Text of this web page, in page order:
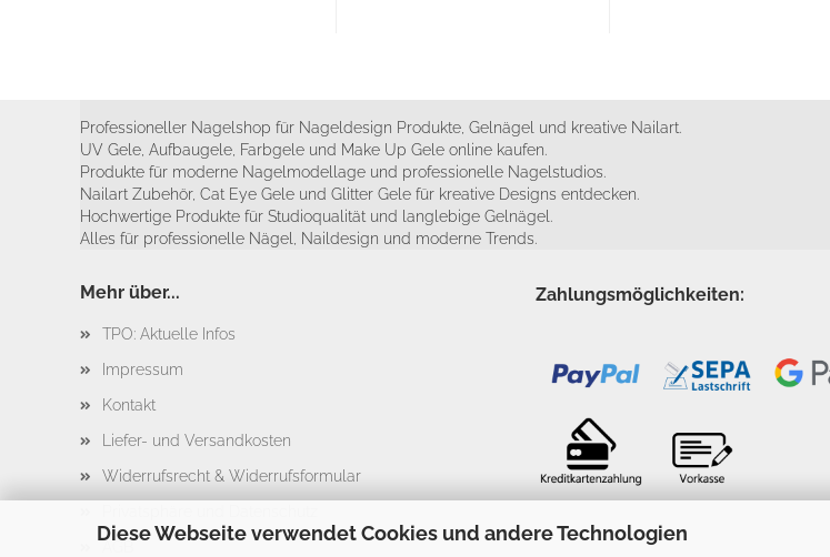
Diese Webseite verwendet Cookies und andere Technologien
Professioneller Nagelshop für Nageldesign Produkte, Gelnägel und kreative Nailart.
UV Gele, Aufbaugele, Farbgele und Make Up Gele online kaufen.
Produkte für moderne Nagelmodellage und professionelle Nagelstudios.
Nailart Zubehör, Cat Eye Gele und Glitter Gele für kreative Designs entdecken.
Hochwertige Produkte für Studioqualität und langlebige Gelnägel.
Alles für professionelle Nägel, Naildesign und moderne Trends.
Mehr über...
TPO: Aktuelle Infos
Impressum
Kontakt
Liefer- und Versandkosten
Widerrufsrecht & Widerrufsformular
Zahlungsmöglichkeiten: